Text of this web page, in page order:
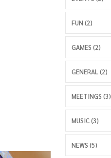
FUN (2)
GAMES (2)
GENERAL (2)
MEETINGS (3)
MUSIC (3)
NEWS (5)